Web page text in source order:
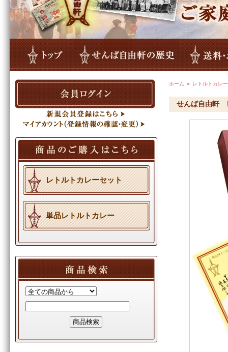
レトルトカレーセット
単品レトルトカレー
ホーム ＞ レトルトカレ
せんば自由軒